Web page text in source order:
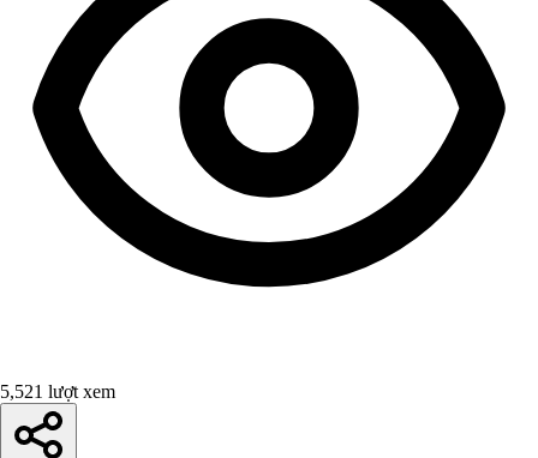
5,521 lượt xem